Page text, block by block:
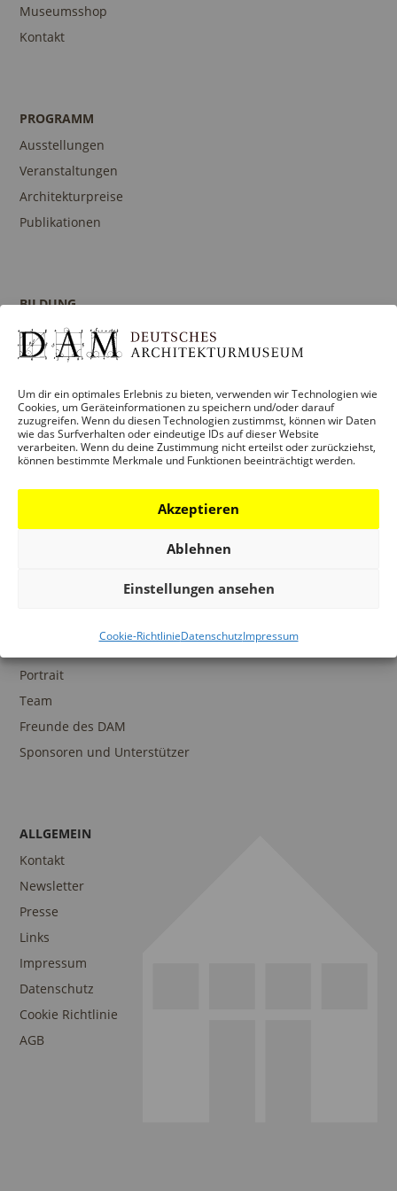
Um dir ein optimales Erlebnis zu bieten, verwenden wir Technologien wie
Cookies, um Geräteinformationen zu speichern und/oder darauf
zuzugreifen. Wenn du diesen Technologien zustimmst, können wir Daten
wie das Surfverhalten oder eindeutige IDs auf dieser Website
verarbeiten. Wenn du deine Zustimmung nicht erteilst oder zurückziehst,
können bestimmte Merkmale und Funktionen beeinträchtigt werden.
Akzeptieren
Ablehnen
Einstellungen ansehen
Cookie-RichtlinieDatenschutzImpressum
Museumsshop
Kontakt
PROGRAMM
Ausstellungen
Veranstaltungen
Architekturpreise
Publikationen
BILDUNG
Programm
Führungen und Touren
Ansprechpartner
SAMMLUNGEN
Portrait
Team
Freunde des DAM
Sponsoren und Unterstützer
ALLGEMEIN
Kontakt
Newsletter
Presse
Links
Impressum
Datenschutz
Cookie Richtlinie
AGB